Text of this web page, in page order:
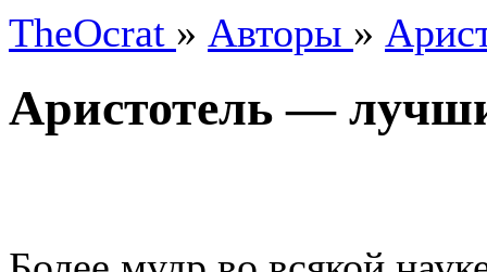
TheOcrat » Авторы »
Аристотель —